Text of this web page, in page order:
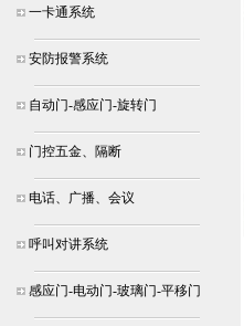
一卡通系统
安防报警系统
自动门-感应门-旋转门
门控五金、隔断
电话、广播、会议
呼叫对讲系统
感应门-电动门-玻璃门-平移门